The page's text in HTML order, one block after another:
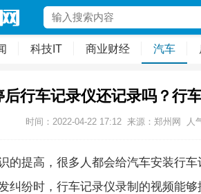
科技IT 商业财经 汽车
后行车记录仪还记录吗？行
时间：2022-04-22 17:12 来源：郑州网 人
的提高，很多人都会给汽车安装行
纠纷时，行车记录仪录制的视频能